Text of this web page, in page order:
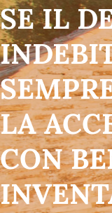
SE IL
LA
CON